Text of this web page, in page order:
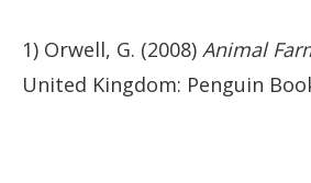
1) Orwell, G. (2008) Animal
United Kingdom: Penguin